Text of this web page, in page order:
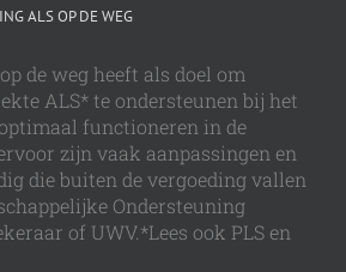
ALS OP DE WEG
de weg heeft als doel om
ALS* te ondersteunen bij het
functioneren in de
zijn vaak aanpassingen en
die buiten de vergoeding vallen
Ondersteuning
of UWV.*Lees ook PLS en